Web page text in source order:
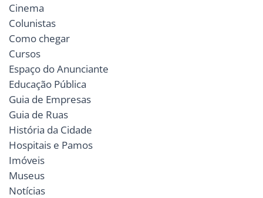
Cinema
Colunistas
Como chegar
Cursos
Espaço do Anunciante
Educação Pública
Guia de Empresas
Guia de Ruas
História da Cidade
Hospitais e Pamos
Imóveis
Museus
Notícias